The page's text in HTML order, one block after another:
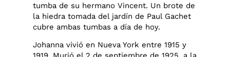
tumba de su hermano Vincent. Un brote de
la hiedra tomada del jardín de Paul Gachet
cubre ambas tumbas a día de hoy.
Johanna vivió en Nueva York entre 1915 y